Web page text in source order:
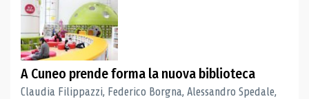
A Cuneo prende forma la nuova biblioteca
Claudia Filippazzi, Federico Borgna, Alessandro Spedale,